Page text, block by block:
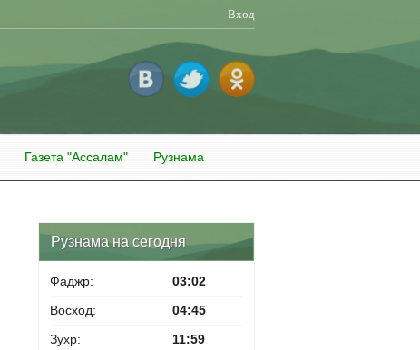
Вход
Газета "Ассалам" Рузнама
Рузнама на сегодня
Фаджр:
03:02
Восход:
04:45
Зухр:
11:59